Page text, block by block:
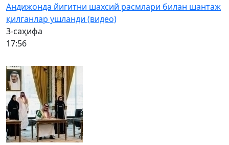
Андижонда йигитни шахсий расмлари билан шантаж
қилганлар ушланди (видео)
3-саҳифа
17:56